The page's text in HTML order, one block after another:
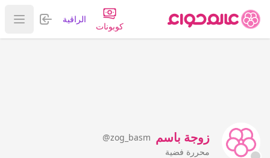
كوبونات
الراقية تسجيل
عرض
زوجة باسم @zog_basm
محررة فضية